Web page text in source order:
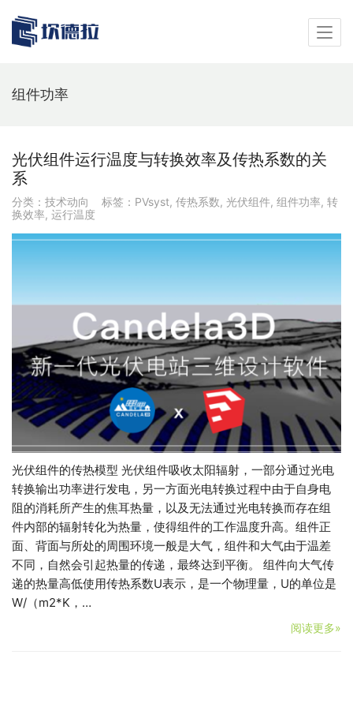
组件功率
光伏组件运行温度与转换效率及传热系数的关
系
分类： 技术动向 标签： PVsyst, 传热系数, 光伏组件, 组件功率, 转
换效率, 运行温度
光伏组件的传热模型 光伏组件吸收太阳辐射，一部分通过光电
转换输出功率进行发电，另一方面光电转换过程中由于自身电
阻的消耗所产生的焦耳热量，以及无法通过光电转换而存在组
件内部的辐射转化为热量，使得组件的工作温度升高。组件正
面、背面与所处的周围环境一般是大气，组件和大气由于温差
不同，自然会引起热量的传递，最终达到平衡。 组件向大气传
递的热量高低使用传热系数U表示，是一个物理量，U的单位是
W/（m2*K，…
阅读更多»